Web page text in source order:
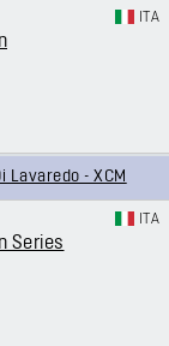
ITA
Lavaredo - XCM
ITA
Series